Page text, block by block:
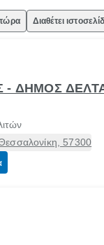
Διαθέτει
- ΔΗΜΟΣ
57300